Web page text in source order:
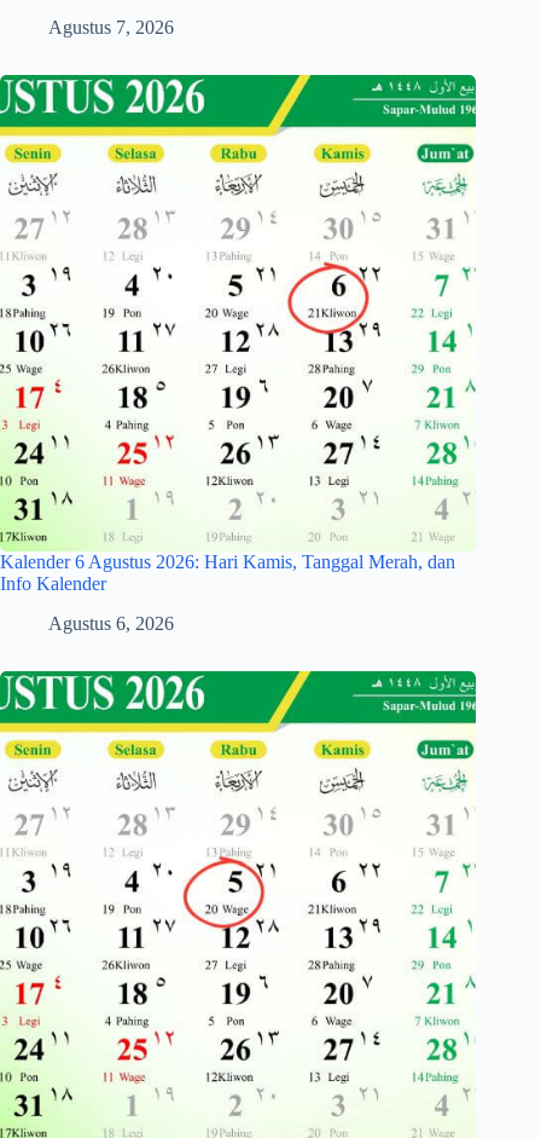
Agustus 7, 2026
Kalender 6 Agustus 2026: Hari Kamis, Tanggal Merah, dan
Info Kalender
Agustus 6, 2026